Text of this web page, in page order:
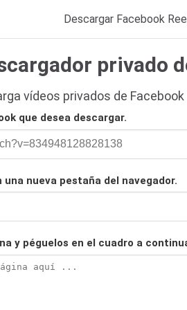
Descargar Facebook
privado
vídeos privados de
que desea descargar.
nueva pestaña del navegador.
y péguelos en el cuadro a